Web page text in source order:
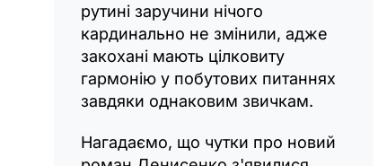
рутині заручини нічого
кардинально не змінили, адже
закохані мають цілковиту
гармонію у побутових питаннях
завдяки однаковим звичкам.
Нагадаємо, що чутки про новий